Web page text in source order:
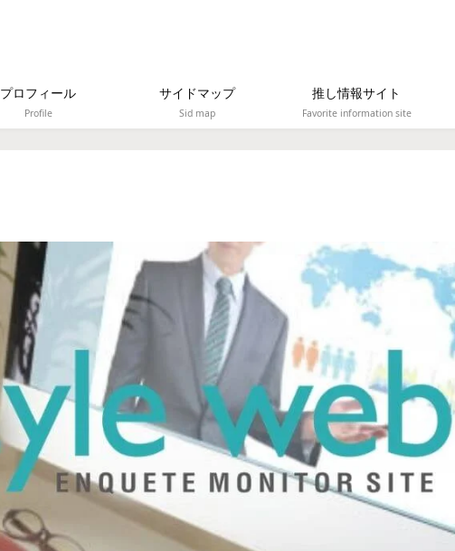
プロフィール
Profile
サイドマップ
Sid map
推し情報サイト
Favorite information site